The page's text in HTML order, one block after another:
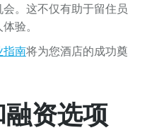
。这不仅有助于留住员
验。
指南将为您酒店的成功奠
资选项